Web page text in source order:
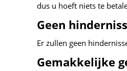
dus u hoeft niets te
Geen
Er zullen geen
Gemakkelijke